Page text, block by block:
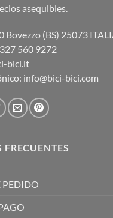
asequibles.
Bovezzo (BS) 25073
560 9272
bici.it
info@bici-bici.com
FRECUENTES
PEDIDO